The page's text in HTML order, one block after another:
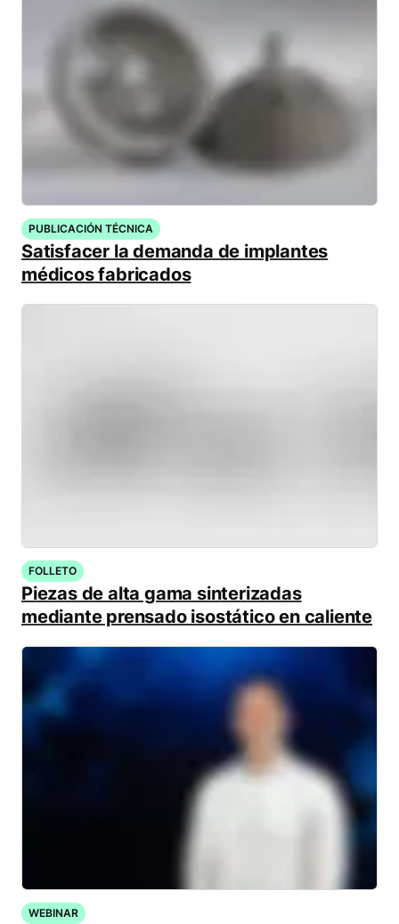
PUBLICACIÓN TÉCNICA
Satisfacer la demanda de implantes
médicos fabricados
FOLLETO
Piezas de alta gama sinterizadas
mediante prensado isostático en caliente
WEBINAR